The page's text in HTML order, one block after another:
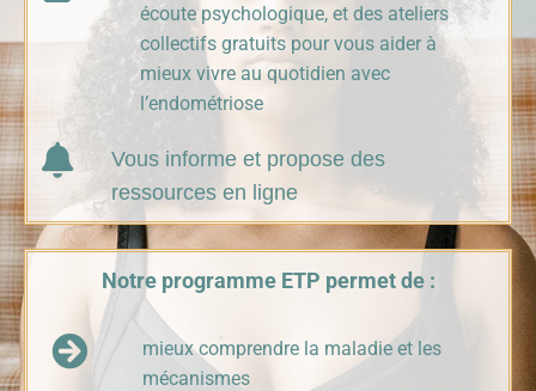
écoute psychologique, et des ateliers
collectifs gratuits pour vous aider à
mieux vivre au quotidien avec
l’endométriose
Vous informe et propose des
ressources en ligne
Notre programme ETP permet de :
mieux comprendre la maladie et les
mécanismes